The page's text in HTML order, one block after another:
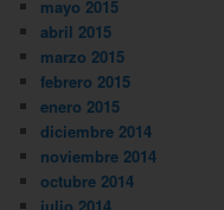
mayo 2015
abril 2015
marzo 2015
febrero 2015
enero 2015
diciembre 2014
noviembre 2014
octubre 2014